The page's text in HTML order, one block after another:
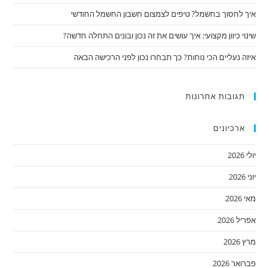
איך לחסוך בחשמל? טיפים לצמצום חשבון החשמל החודשי
שינוי כיוון מקצועי: איך עושים את זה נכון ובונים התחלה חדשה?
איזה נעליים הכי נוחות? כך תבחרו נכון לפני הרכישה הבאה
תגובות אחרונות
ארכיונים
יולי 2026
יוני 2026
מאי 2026
אפריל 2026
מרץ 2026
פברואר 2026